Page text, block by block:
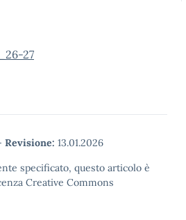
27
Revisione: 13.01.2026
specificato, questo articolo è
Creative Commons